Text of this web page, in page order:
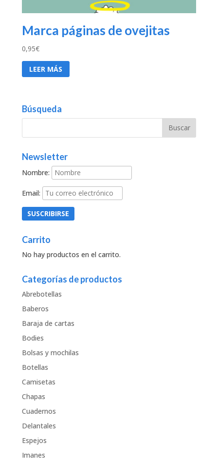
Marca páginas de ovejitas
0,95€
LEER MÁS
Búsqueda
Newsletter
Nombre:
Email:
Carrito
No hay productos en el carrito.
Categorías de productos
Abrebotellas
Baberos
Baraja de cartas
Bodies
Bolsas y mochilas
Botellas
Camisetas
Chapas
Cuadernos
Delantales
Espejos
Imanes